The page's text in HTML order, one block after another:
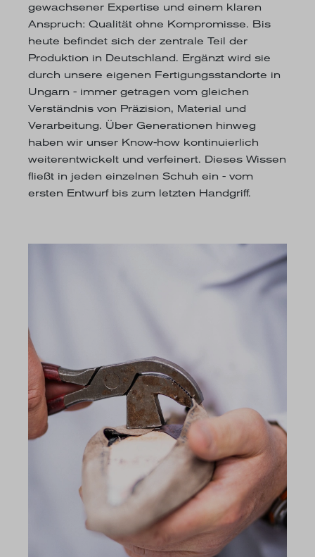
gewachsener Expertise und einem klaren
Anspruch: Qualität ohne Kompromisse. Bis
heute befindet sich der zentrale Teil der
Produktion in Deutschland. Ergänzt wird sie
durch unsere eigenen Fertigungsstandorte in
Ungarn - immer getragen vom gleichen
Verständnis von Präzision, Material und
Verarbeitung. Über Generationen hinweg
haben wir unser Know-how kontinuierlich
weiterentwickelt und verfeinert. Dieses Wissen
fließt in jeden einzelnen Schuh ein - vom
ersten Entwurf bis zum letzten Handgriff.